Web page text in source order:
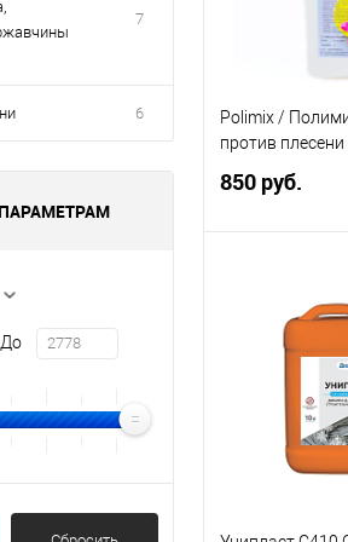
7
6
До
Polimix /
против плесени
850 руб.
Купить в 1 клик
В избранное
Элемент
Polimix /